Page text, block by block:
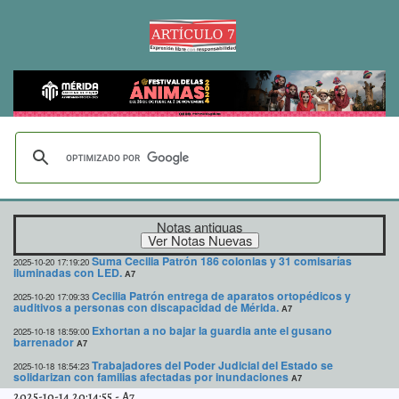
Notas antiguas
2025-10-20 17:19:20 Suma Cecilia Patrón 186 colonias y 31 comisarías
iluminadas con LED. A7
2025-10-20 17:09:33 Cecilia Patrón entrega de aparatos ortopédicos y
auditivos a personas con discapacidad de Mérida. A7
2025-10-18 18:59:00 Exhortan a no bajar la guardia ante el gusano
barrenador A7
2025-10-18 18:54:23 Trabajadores del Poder Judicial del Estado se
solidarizan con familias afectadas por inundaciones A7